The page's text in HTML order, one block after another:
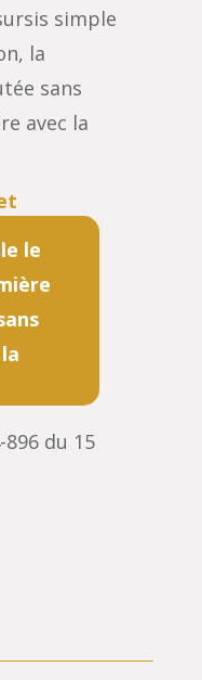
simple
la
sans
avec la
le
du 15